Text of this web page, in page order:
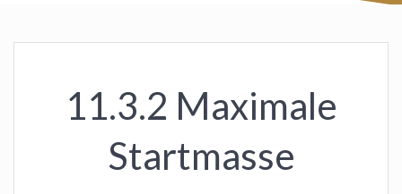
11.3.2 Maximale
Startmasse